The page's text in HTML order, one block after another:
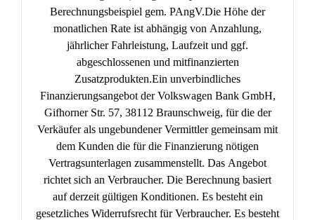
Berechnungsbeispiel gem. PAngV.Die Höhe der
monatlichen Rate ist abhängig von Anzahlung,
jährlicher Fahrleistung, Laufzeit und ggf.
abgeschlossenen und mitfinanzierten
Zusatzprodukten.Ein unverbindliches
Finanzierungsangebot der Volkswagen Bank GmbH,
Gifhorner Str. 57, 38112 Braunschweig, für die der
Verkäufer als ungebundener Vermittler gemeinsam mit
dem Kunden die für die Finanzierung nötigen
Vertragsunterlagen zusammenstellt. Das Angebot
richtet sich an Verbraucher. Die Berechnung basiert
auf derzeit gültigen Konditionen. Es besteht ein
gesetzliches Widerrufsrecht für Verbraucher. Es besteht